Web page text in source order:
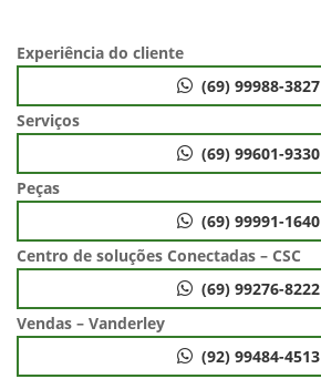
Experiência do cliente
(69) 99988-3827
Serviços
(69) 99601-9330
Peças
(69) 99991-1640
Centro de soluções Conectadas – CSC
(69) 99276-8222
Vendas – Vanderley
(92) 99484-4513